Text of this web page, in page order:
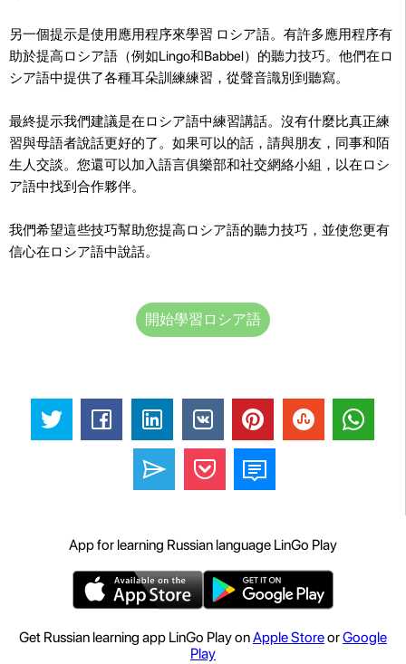
另一個提示是使用應用程序來學習 ロシア語。有許多應用程序有
助於提高ロシア語（例如Lingo和Babbel）的聽力技巧。他們在ロ
シア語中提供了各種耳朵訓練練習，從聲音識別到聽寫。
最終提示我們建議是在ロシア語中練習講話。沒有什麼比真正練
習與母語者說話更好的了。如果可以的話，請與朋友，同事和陌
生人交談。您還可以加入語言俱樂部和社交網絡小組，以在ロシ
ア語中找到合作夥伴。
我們希望這些技巧幫助您提高ロシア語的聽力技巧，並使您更有
信心在ロシア語中說話。
開始學習ロシア語
App for learning Russian language LinGo Play
Get Russian learning app LinGo Play onApple StoreorGoogle
Play